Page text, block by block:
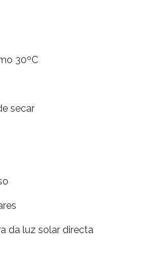
30ºC
secar
da luz solar directa